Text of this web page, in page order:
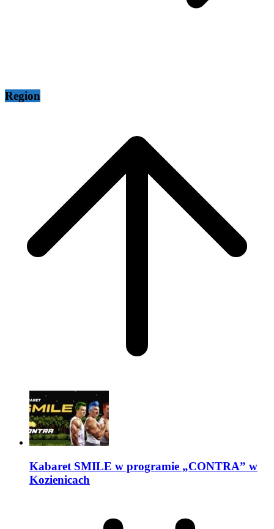
Region
Kabaret SMILE w programie „CONTRA” w
Kozienicach